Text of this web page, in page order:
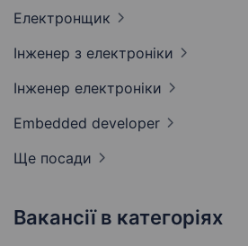
Електронщик
Інженер з електроніки
Інженер електроніки
Embedded developer
Ще посади
Вакансії в категоріях